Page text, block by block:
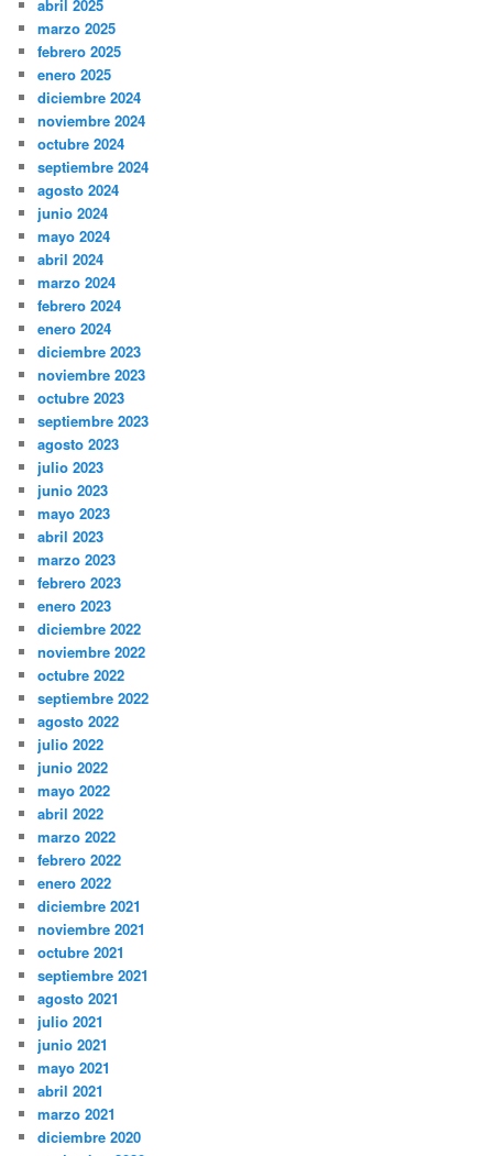
abril 2025
marzo 2025
febrero 2025
enero 2025
diciembre 2024
noviembre 2024
octubre 2024
septiembre 2024
agosto 2024
junio 2024
mayo 2024
abril 2024
marzo 2024
febrero 2024
enero 2024
diciembre 2023
noviembre 2023
octubre 2023
septiembre 2023
agosto 2023
julio 2023
junio 2023
mayo 2023
abril 2023
marzo 2023
febrero 2023
enero 2023
diciembre 2022
noviembre 2022
octubre 2022
septiembre 2022
agosto 2022
julio 2022
junio 2022
mayo 2022
abril 2022
marzo 2022
febrero 2022
enero 2022
diciembre 2021
noviembre 2021
octubre 2021
septiembre 2021
agosto 2021
julio 2021
junio 2021
mayo 2021
abril 2021
marzo 2021
diciembre 2020